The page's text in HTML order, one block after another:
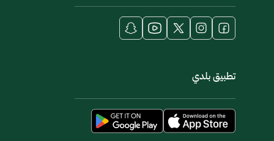
تطبيق بلدي